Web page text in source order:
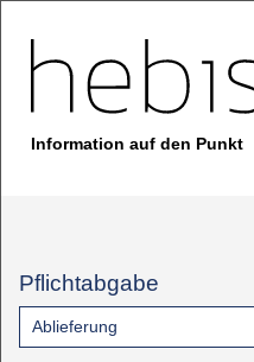
Information auf den Punkt
Pflichtabgabe
Ablieferung